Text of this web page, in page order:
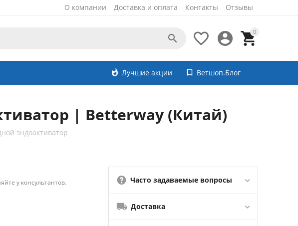
О компании Доставка и оплата Контакты Отзывы
0




whatshot Лучшие акции bookmark_border Ветшоп.Блог
| Betterway (Китай)
эндоактиватор
у консультантов. Часто задаваемые вопросы
Доставка